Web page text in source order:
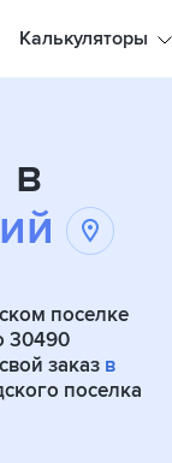
Калькуляторы
в
поселке
30490
заказ в
поселка